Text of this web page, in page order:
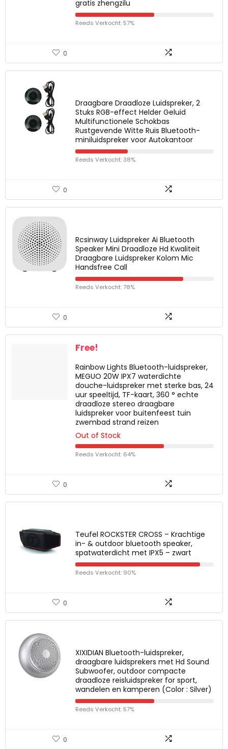
gratis zhengzilu
Reeds Verkocht: 57%
0
Draagbare Draadloze Luidspreker, 2
Stuks RGB-effect Helder Geluid
Multifunctionele Schokbas
Rustgevende Witte Ruis Bluetooth-
miniluidspreker voor Autokantoor
Reeds Verkocht: 38%
0
Rcsinway Luidspreker Ai Bluetooth
Speaker Mini Draadloze Hd Kwaliteit
Draagbare Luidspreker Kolom Mic
Handsfree Call
Reeds Verkocht: 78%
0
Free!
Rainbow Lights Bluetooth-luidspreker,
MEGUO 20W IPX7 waterdichte
douche-luidspreker met sterke bas, 24
uur speeltijd, TF-kaart, 360 ° echte
draadloze stereo draagbare
luidspreker voor buitenfeest tuin
zwembad strand reizen
Out of Stock
Reeds Verkocht: 64%
0
Teufel ROCKSTER CROSS – Krachtige
in- & outdoor bluetooth speaker,
spatwaterdicht met IPX5 – zwart
Reeds Verkocht: 90%
0
XIXIDIAN Bluetooth-luidspreker,
draagbare luidsprekers met Hd Sound
Subwoofer, outdoor compacte
draadloze reisluidspreker for sport,
wandelen en kamperen (Color : Silver)
Reeds Verkocht: 57%
0